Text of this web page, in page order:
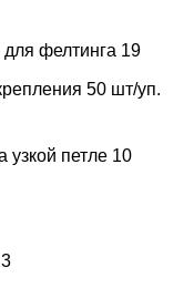
фелтинга 19
50 шт/уп.
узкой петле 10
3